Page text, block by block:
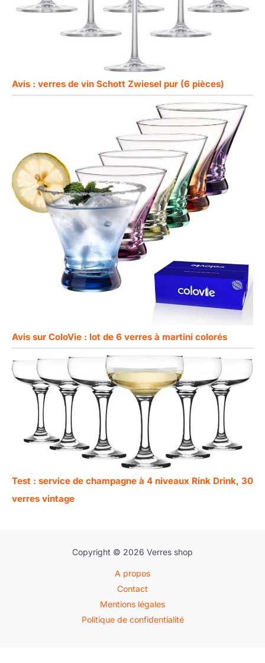
Avis : verres de vin Schott Zwiesel pur (6 pièces)
Avis sur ColoVie : lot de 6 verres à martini colorés
Test : service de champagne à 4 niveaux Rink Drink, 30
verres vintage
Copyright © 2026 Verres shop
A propos
Contact
Mentions légales
Politique de confidentialité